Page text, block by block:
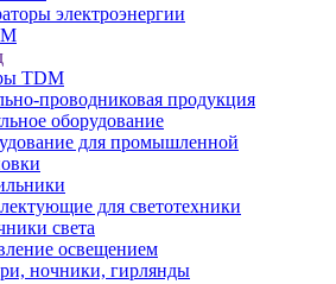
электроэнергии
TDM
проводниковая продукция
оборудование
для промышленной
для светотехники
света
освещением
ночники, гирлянды